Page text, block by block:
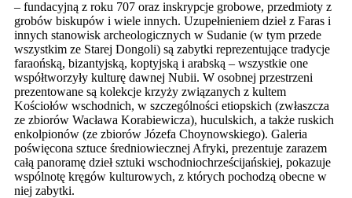
– fundacyjną z roku 707 oraz inskrypcje grobowe, przedmioty z
grobów biskupów i wiele innych. Uzupełnieniem dzieł z Faras i
innych stanowisk archeologicznych w Sudanie (w tym przede
wszystkim ze Starej Dongoli) są zabytki reprezentujące tradycje
faraońską, bizantyjską, koptyjską i arabską – wszystkie one
współtworzyły kulturę dawnej Nubii. W osobnej przestrzeni
prezentowane są kolekcje krzyży związanych z kultem
Kościołów wschodnich, w szczególności etiopskich (zwłaszcza
ze zbiorów Wacława Korabiewicza), huculskich, a także ruskich
enkolpionów (ze zbiorów Józefa Choynowskiego). Galeria
poświęcona sztuce średniowiecznej Afryki, prezentuje zarazem
całą panoramę dzieł sztuki wschodniochrześcijańskiej, pokazuje
wspólnotę kręgów kulturowych, z których pochodzą obecne w
niej zabytki.